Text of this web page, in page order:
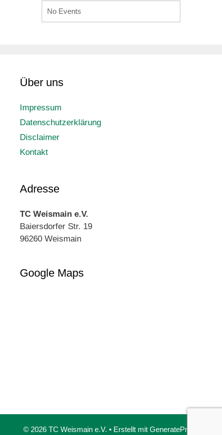
No Events
Über uns
Impressum
Datenschutzerklärung
Disclaimer
Kontakt
Adresse
TC Weismain e.V.
Baiersdorfer Str. 19
96260 Weismain
Google Maps
© 2026 TC Weismain e.V. • Erstellt mit GeneratePress